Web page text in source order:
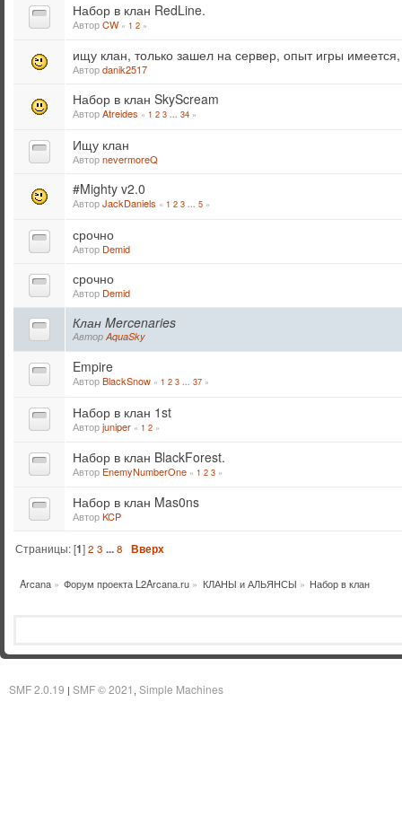
Набор в клан RedLine.
АвторCW « 1 2 »
ищу клан, только зашел на сервер, опыт игры
Авторdanik2517
Набор в клан SkyScream
АвторAtreides « 1 2 3 ... 34 »
Ищу клан
АвторnevermoreQ
#Mighty v2.0
АвторJackDaniels « 1 2 3 ... 5 »
срочно
Автор Demid
срочно
Автор Demid
Клан Mercenaries
АвторAquaSky
Empire
АвторBlackSnow « 1 2 3 ... 37 »
Набор в клан 1st
Авторjuniper « 1 2 »
Набор в клан BlackForest.
Автор EnemyNumberOne « 1 2 3 »
Набор в клан Mas0ns
АвторKCP
Страницы: [1]2 3 ...8 Вверх
Arcana» Форум проекта L2Arcana.ru » КЛАНЫ и АЛЬЯНСЫ » Набор в клан
SMF 2.0.19 | SMF © 2021 Simple Machines